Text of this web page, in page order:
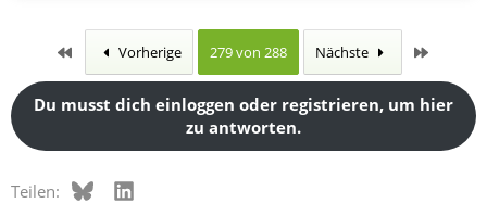
n
Erste Vorherige 279 von 288 Nächste
Du musst dich einloggen oder registrieren, um hier
zu antworten.
Teilen: BlueskyLinkedIn